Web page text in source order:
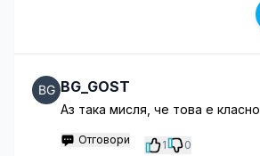
BG_GOST
Аз така мисля, че това е класно
Отговори 1 0